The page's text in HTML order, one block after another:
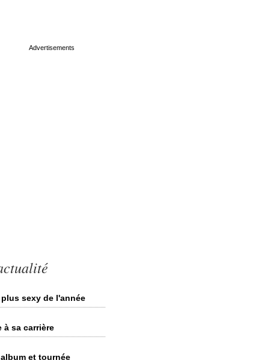
sexy de l'année
à sa carrière
et tournée